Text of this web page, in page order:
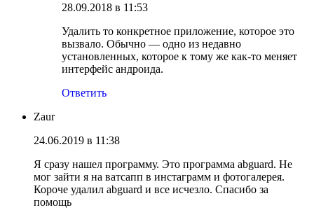
28.09.2018 в 11:53
Удалить то конкретное приложение, которое это
вызвало. Обычно — одно из недавно
установленных, которое к тому же как-то меняет
интерфейс андроида.
Ответить
Zaur
24.06.2019 в 11:38
Я сразу нашел программу. Это программа abguard. Не
мог зайти я на ватсапп в инстаграмм и фотогалерея.
Короче удалил abguard и все исчезло. Спасибо за
помощь